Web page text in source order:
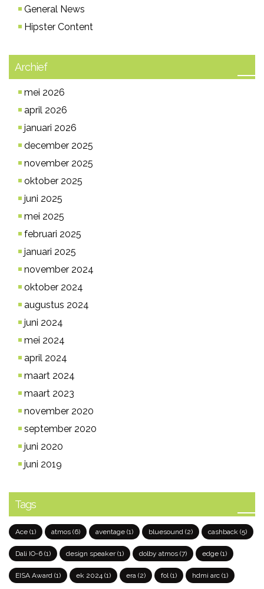
General News
Hipster Content
Archief
mei 2026
april 2026
januari 2026
december 2025
november 2025
oktober 2025
juni 2025
mei 2025
februari 2025
januari 2025
november 2024
oktober 2024
augustus 2024
juni 2024
mei 2024
april 2024
maart 2024
maart 2023
november 2020
september 2020
juni 2020
juni 2019
Tags
Ace (1) atmos (6) aventage (1) bluesound (2) cashback (5)
Dali IO-6 (1) design speaker(1) dolby atmos (7) edge (1)
EISA Award (1) ek 2024 (1) era (2) fol(1) hdmi arc (1)